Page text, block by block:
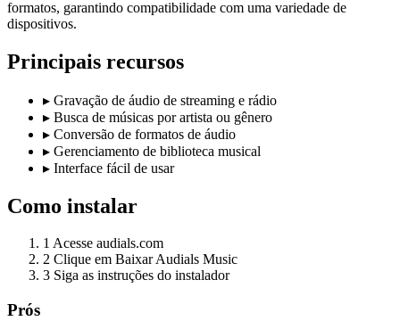
formatos, garantindo compatibilidade com uma variedade de
dispositivos.
Principais recursos
▸ Gravação de áudio de streaming e rádio
▸ Busca de músicas por artista ou gênero
▸ Conversão de formatos de áudio
▸ Gerenciamento de biblioteca musical
▸ Interface fácil de usar
Como instalar
1 Acesse audials.com
2 Clique em Baixar Audials Music
3 Siga as instruções do instalador
Prós